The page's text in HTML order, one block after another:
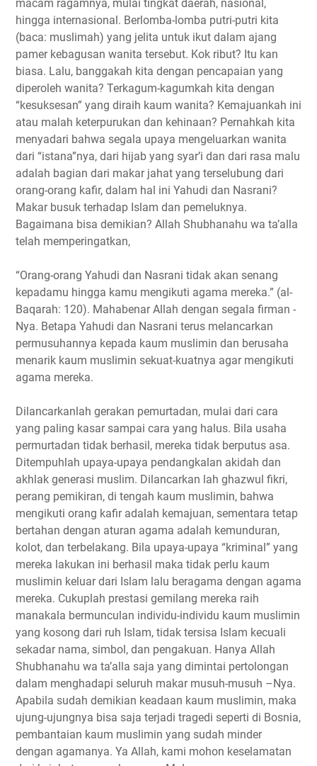
macam ragamnya, mulai tingkat daerah, nasional,
hingga internasional. Berlomba-lomba putri-putri kita
(baca: muslimah) yang jelita untuk ikut dalam ajang
pamer kebagusan wanita tersebut. Kok ribut? Itu kan
biasa. Lalu, banggakah kita dengan pencapaian yang
diperoleh wanita? Terkagum-kagumkah kita dengan
“kesuksesan” yang diraih kaum wanita? Kemajuankah ini
atau malah keterpurukan dan kehinaan? Pernahkah kita
menyadari bahwa segala upaya mengeluarkan wanita
dari “istana”nya, dari hijab yang syar’i dan dari rasa malu
adalah bagian dari makar jahat yang terselubung dari
orang-orang kafir, dalam hal ini Yahudi dan Nasrani?
Makar busuk terhadap Islam dan pemeluknya.
Bagaimana bisa demikian? Allah Shubhanahu wa ta’alla
telah memperingatkan,
“Orang-orang Yahudi dan Nasrani tidak akan senang
kepadamu hingga kamu mengikuti agama mereka.” (al-
Baqarah: 120). Mahabenar Allah dengan segala firman -
Nya. Betapa Yahudi dan Nasrani terus melancarkan
permusuhannya kepada kaum muslimin dan berusaha
menarik kaum muslimin sekuat-kuatnya agar mengikuti
agama mereka.
Dilancarkanlah gerakan pemurtadan, mulai dari cara
yang paling kasar sampai cara yang halus. Bila usaha
permurtadan tidak berhasil, mereka tidak berputus asa.
Ditempuhlah upaya-upaya pendangkalan akidah dan
akhlak generasi muslim. Dilancarkan lah ghazwul fikri,
perang pemikiran, di tengah kaum muslimin, bahwa
mengikuti orang kafir adalah kemajuan, sementara tetap
bertahan dengan aturan agama adalah kemunduran,
kolot, dan terbelakang. Bila upaya-upaya “kriminal” yang
mereka lakukan ini berhasil maka tidak perlu kaum
muslimin keluar dari Islam lalu beragama dengan agama
mereka. Cukuplah prestasi gemilang mereka raih
manakala bermunculan individu-individu kaum muslimin
yang kosong dari ruh Islam, tidak tersisa Islam kecuali
sekadar nama, simbol, dan pengakuan. Hanya Allah
Shubhanahu wa ta’alla saja yang dimintai pertolongan
dalam menghadapi seluruh makar musuh-musuh –Nya.
Apabila sudah demikian keadaan kaum muslimin, maka
ujung-ujungnya bisa saja terjadi tragedi seperti di Bosnia,
pembantaian kaum muslimin yang sudah minder
dengan agamanya. Ya Allah, kami mohon keselamatan